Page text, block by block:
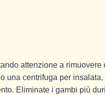
attenzione a
una centrifuga per
Eliminate i gambi più